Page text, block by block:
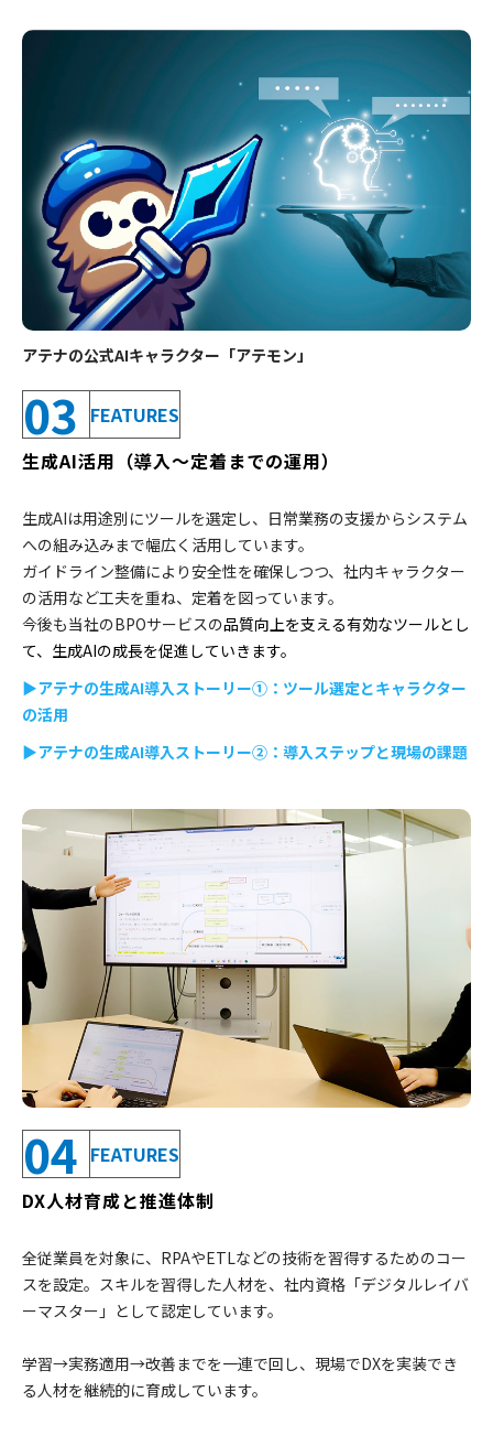
03 FEATURES
生成AI活用（導入〜定着までの運用）
生成AIは用途別にツールを選定し、日常業務の支援からシステム
への組み込みまで幅広く活用しています。
ガイドライン整備により安全性を確保しつつ、社内キャラクター
の活用など工夫を重ね、定着を図っています。
今後も当社のBPOサービスの品質向上を支える有効なツールとし
て、生成AIの成長を促進していきます。
▶アテナの生成AI導入ストーリー①：ツール選定とキャラクター
の活用
▶アテナの生成AI導入ストーリー②：導入ステップと現場の課題
アテナの公式AIキャラクター「アテモン」
04 FEATURES
DX人材育成と推進体制
全従業員を対象に、RPAやETLなどの技術を習得するためのコー
スを設定。 スキルを習得した人材を、社内資格「デジタルレイバ
ーマスター」として認定しています。
学習→実務適用→改善までを一連で回し、現場でDXを実装でき
る人材を継続的に育成しています。